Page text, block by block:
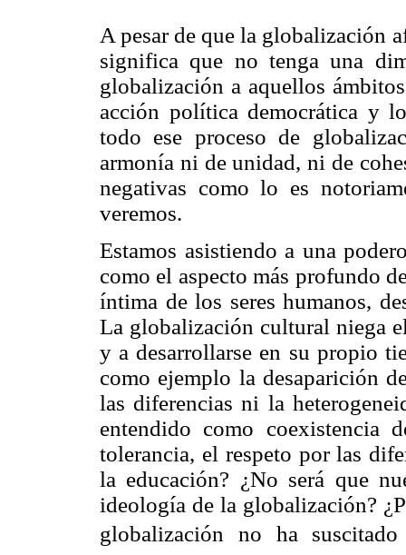
A pesar de que la globalización
significa que no tenga una
globalización a aquellos
acción política democrática y
todo ese proceso de
armonía ni de unidad, ni de
negativas como lo es
veremos.
Estamos asistiendo a una
como el aspecto más profundo
íntima de los seres humanos,
La globalización cultural niega
y a desarrollarse en su propio
como ejemplo la desaparición
las diferencias ni la
entendido como coexistencia
tolerancia, el respeto por las
la educación? ¿No será que
ideología de la globalización?
globalización no ha suscitado